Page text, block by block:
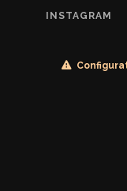
INSTAGRAM